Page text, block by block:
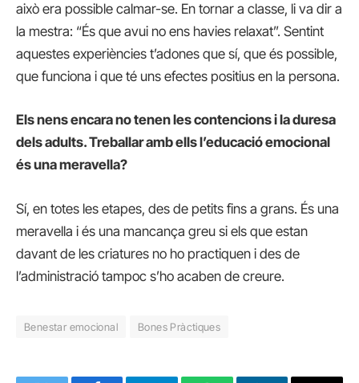
això era possible calmar-se. En tornar a classe, li va dir a
la mestra: “És que avui no ens havies relaxat”. Sentint
aquestes experiències t’adones que sí, que és possible,
que funciona i que té uns efectes positius en la persona.
Els nens encara no tenen les contencions i la duresa
dels adults. Treballar amb ells l’educació emocional
és una meravella?
Sí, en totes les etapes, des de petits fins a grans. És una
meravella i és una mancança greu si els que estan
davant de les criatures no ho practiquen i des de
l’administració tampoc s’ho acaben de creure.
Benestar emocional Bones Pràctiques